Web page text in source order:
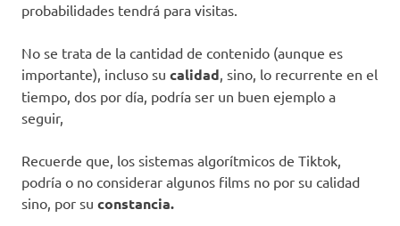
probabilidades tendrá para visitas.
No se trata de la cantidad de contenido (aunque es
importante), incluso su calidad, sino, lo recurrente en el
tiempo, dos por día, podría ser un buen ejemplo a
seguir,
Recuerde que, los sistemas algorítmicos de Tiktok,
podría o no considerar algunos films no por su calidad
sino, por su constancia.